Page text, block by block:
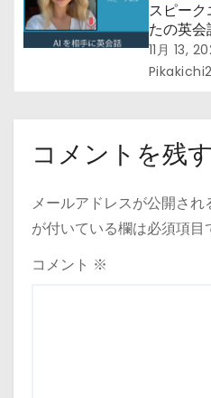
スピー
たの英会
11月 13,
コメントを残す
メールアドレスが公開され
が付いている欄は必須項目
コメント ※